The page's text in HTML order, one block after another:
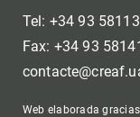
Tel: +34 93
Fax: +34 93
Web elaborada